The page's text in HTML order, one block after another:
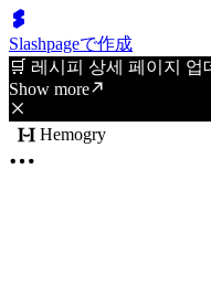
Slashpageで作成
🛒 레시피 상세 페이지
Show more
Hemogry